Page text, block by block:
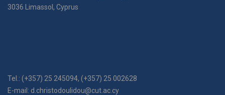
3036 Limassol, Cyprus
Tel.: (+357) 25 245094, (+357) 25 002628
E-mail: d.christodoulidou@cut.ac.cy